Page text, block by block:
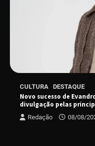
CULTURA DESTAQUE
Novo sucesso de
divulgação pelas
Redação 08/08/
do
do novo